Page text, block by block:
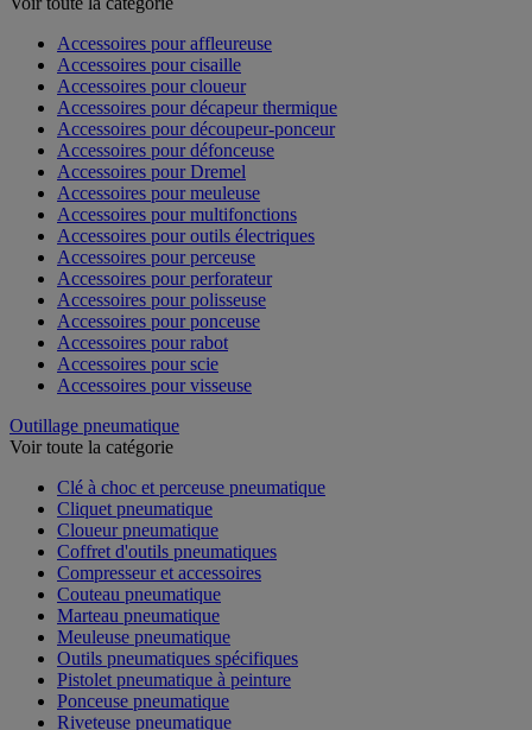
Accessoires pour affleureuse
Accessoires pour cisaille
Accessoires pour cloueur
Accessoires pour décapeur thermique
Accessoires pour découpeur-ponceur
Accessoires pour défonceuse
Accessoires pour Dremel
Accessoires pour meuleuse
Accessoires pour multifonctions
Accessoires pour outils électriques
Accessoires pour perceuse
Accessoires pour perforateur
Accessoires pour polisseuse
Accessoires pour ponceuse
Accessoires pour rabot
Accessoires pour scie
Accessoires pour visseuse
Outillage pneumatique
Voir toute la catégorie
Clé à choc et perceuse pneumatique
Cliquet pneumatique
Cloueur pneumatique
Coffret d'outils pneumatiques
Compresseur et accessoires
Couteau pneumatique
Marteau pneumatique
Meuleuse pneumatique
Outils pneumatiques spécifiques
Pistolet pneumatique à peinture
Ponceuse pneumatique
Riveteuse pneumatique